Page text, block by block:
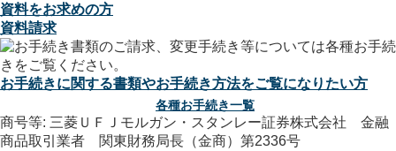
資料をお求めの方
資料請求
お手続きに関する書類やお手続き方法をご覧になりたい方
各種お手続き一覧
商号等: 三菱ＵＦＪモルガン・スタンレー証券株式会社 金融
商品取引業者 関東財務局長（金商）第2336号